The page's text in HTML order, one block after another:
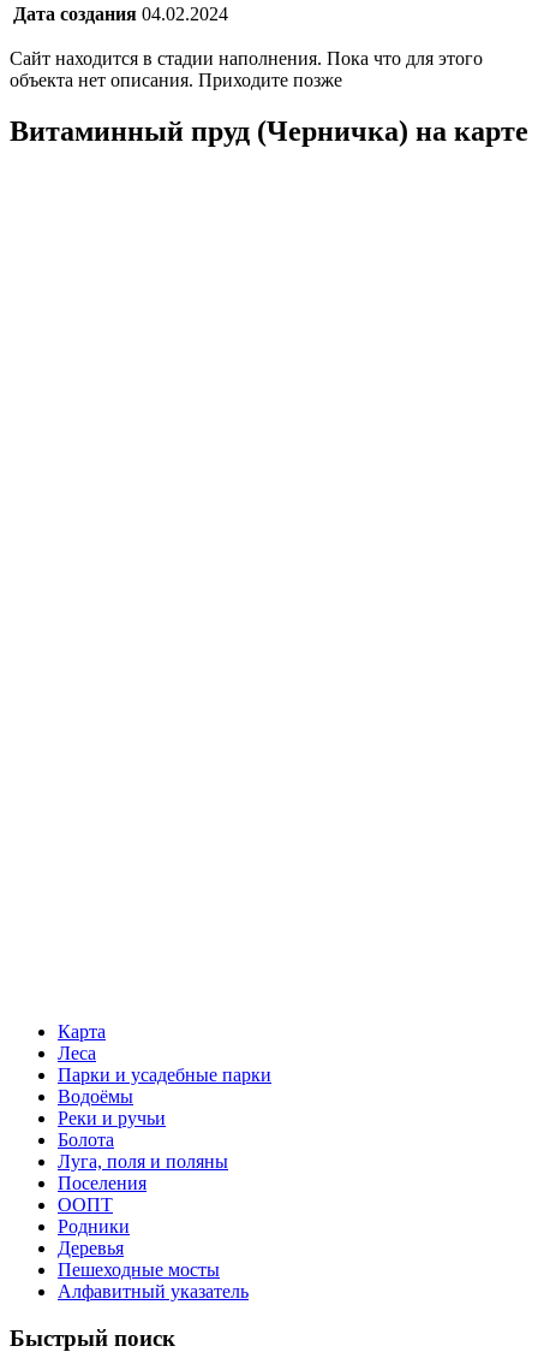
Дата создания 04.02.2024
Сайт находится в стадии наполнения. Пока что для этого
объекта нет описания. Приходите позже
Витаминный пруд (Черничка) на карте
Карта
Леса
Парки и усадебные парки
Водоёмы
Реки и ручьи
Болота
Луга, поля и поляны
Поселения
ООПТ
Родники
Деревья
Пешеходные мосты
Алфавитный указатель
Быстрый поиск